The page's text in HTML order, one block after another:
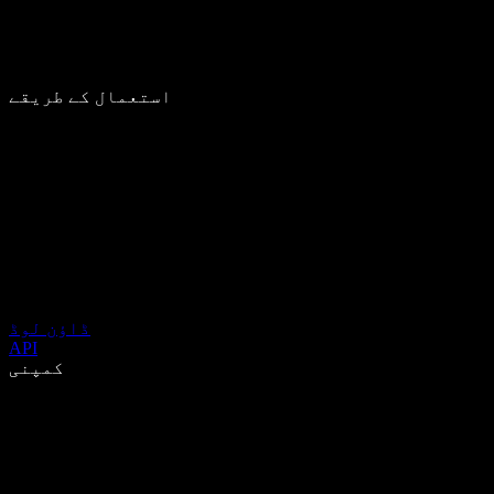
استعمال کے طریقے
ڈاؤن لوڈ
API
کمپنی